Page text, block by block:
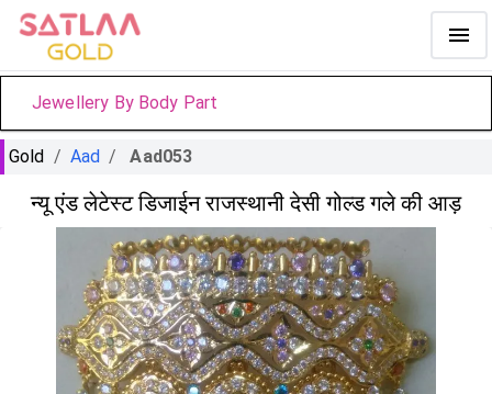
Jewellery By Body Part
Gold / Aad / Aad053
न्यू एंड लेटेस्ट डिजाईन राजस्थानी देसी गोल्ड गले की आड़